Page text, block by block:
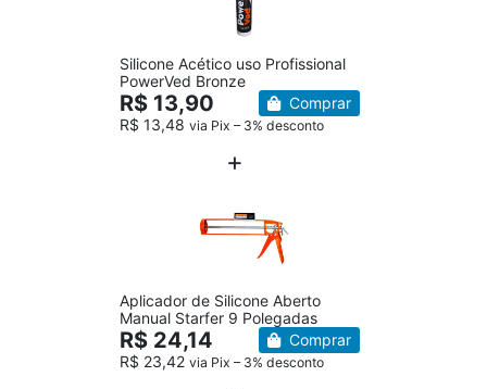
Silicone Acético uso Profissional
PowerVed Bronze
R$ 13,90
R$ 13,48 via Pix – 3% desconto
Comprar
Aplicador de Silicone Aberto
Manual Starfer 9 Polegadas
R$ 24,14
R$ 23,42 via Pix – 3% desconto
Comprar